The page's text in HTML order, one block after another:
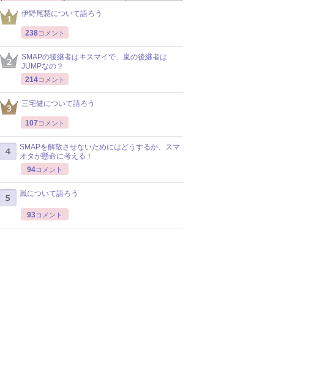
伊野尾慧について語ろう
238コメント
SMAPの後継者はキスマイで、嵐の後継者は
JUMPなの？
214コメント
三宅健について語ろう
107 コメント
SMAPを解散させないためにはどうするか、スマ
オタが懸命に考える！
94コメント
嵐について語ろう
93コメント